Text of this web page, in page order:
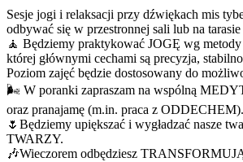
Sesje jogi i relaksacji przy dźwiękach mis
odbywać się w przestronnej sali lub na
🧘 Będziemy praktykować JOGĘ wg metody
której głównymi cechami są precyzja,
Poziom zajęć będzie dostosowany do
🌬 W poranki zapraszam na wspólną
oraz pranajamę (m.in. praca z ODDECHEM).
🌷Będziemy upiększać i wygładzać nasze
TWARZY.
🎶Wieczorem odbędziesz